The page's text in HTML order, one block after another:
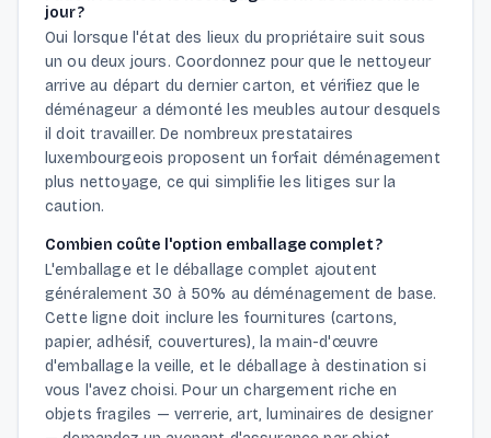
jour ?
Oui lorsque l'état des lieux du propriétaire suit sous
un ou deux jours. Coordonnez pour que le nettoyeur
arrive au départ du dernier carton, et vérifiez que le
déménageur a démonté les meubles autour desquels
il doit travailler. De nombreux prestataires
luxembourgeois proposent un forfait déménagement
plus nettoyage, ce qui simplifie les litiges sur la
caution.
Combien coûte l'option emballage complet ?
L'emballage et le déballage complet ajoutent
généralement 30 à 50% au déménagement de base.
Cette ligne doit inclure les fournitures (cartons,
papier, adhésif, couvertures), la main-d'œuvre
d'emballage la veille, et le déballage à destination si
vous l'avez choisi. Pour un chargement riche en
objets fragiles — verrerie, art, luminaires de designer